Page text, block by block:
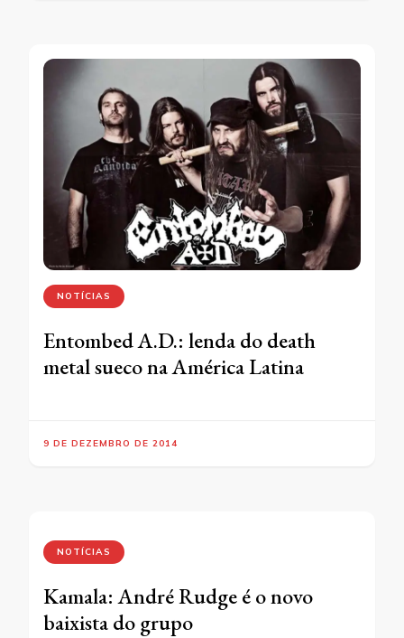
NOTÍCIAS
Entombed A.D.: lenda do death
metal sueco na América Latina
9 DE DEZEMBRO DE 2014
NOTÍCIAS
Kamala: André Rudge é o novo
baixista do grupo